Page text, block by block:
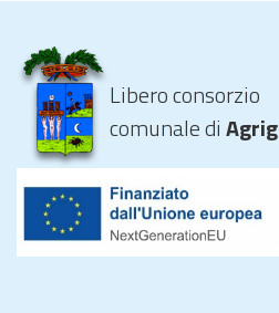
Libero consorzio
comunale di